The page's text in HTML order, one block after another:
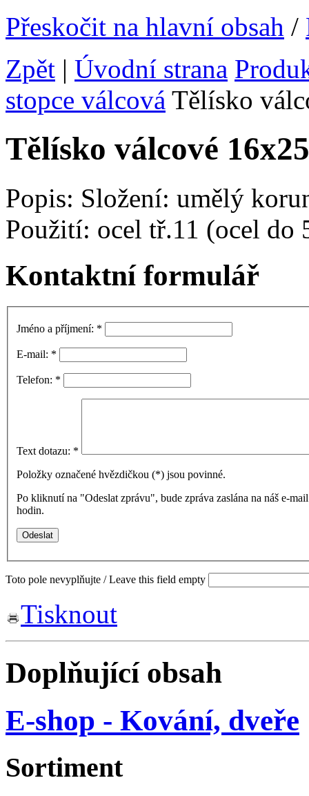
Přeskočit na hlavní obsah /
Zpět | Úvodní strana
stopce válcová Tělísko
Tělísko válcové
Popis: Složení: umělý
Použití: ocel tř.11 (ocel
Kontaktní formulář
Jméno a příjmení: *
E-mail: *
Telefon: *
Text dotazu: *
Položky označené hvězdičkou (*) jsou povinné.
Po kliknutí na "Odeslat zprávu", bude zpráva zaslána na náš e-
hodin.
Toto pole nevyplňujte / Leave this field empty
Tisknout
Doplňující obsah
E-shop - Kování, dveře
Sortiment